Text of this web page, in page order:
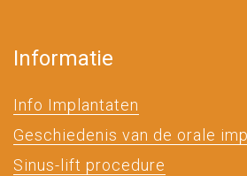
Informatie
Info Implantaten
Geschiedenis van de orale
Sinus-lift procedure